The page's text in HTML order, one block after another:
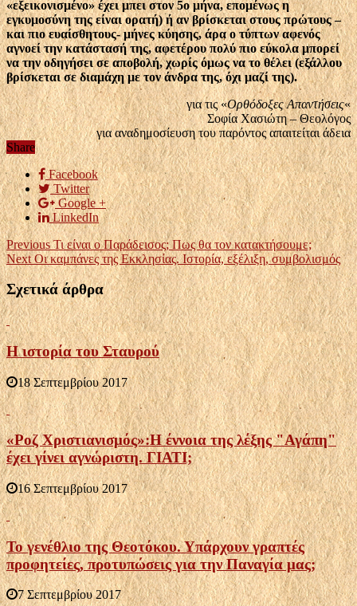
«εξεικονισμένο» έχει μπει στον 5ο μήνα, επομένως η
εγκυμοσύνη της είναι ορατή) ή αν βρίσκεται στους πρώτους –
και πιο ευαίσθητους- μήνες κύησης, άρα ο τύπτων αφενός
αγνοεί την κατάστασή της, αφετέρου πολύ πιο εύκολα μπορεί
να την οδηγήσει σε αποβολή, χωρίς όμως να το θέλει (εξάλλου
βρίσκεται σε διαμάχη με τον άνδρα της, όχι μαζί της).
για τις «Ορθόδοξες Απαντήσεις«
Σοφία Χασιώτη – Θεολόγος
για αναδημοσίευση του παρόντος απαιτείται άδεια
Share
Facebook
Twitter
Google +
LinkedIn
PreviousΤι είναι ο Παράδεισος; Πως θα τον κατακτήσουμε;
NextΟι καμπάνες της Εκκλησίας. Ιστορία, εξέλιξη, συμβολισμός
Σχετικά άρθρα
Η ιστορία του Σταυρού
18 Σεπτεμβρίου 2017
«Ροζ Χριστιανισμός»:Η έννοια της λέξης "Αγάπη"
έχει γίνει αγνώριστη. ΓΙΑΤΙ;
16 Σεπτεμβρίου 2017
Το γενέθλιο της Θεοτόκου. Υπάρχουν γραπτές
προφητείες, προτυπώσεις για την Παναγία μας;
7 Σεπτεμβρίου 2017